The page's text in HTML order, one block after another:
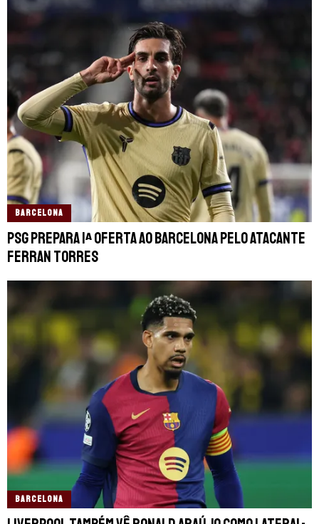
BARCELONA
PSG prepara 1ª oferta ao Barcelona pelo atacante
Ferran Torres
BARCELONA